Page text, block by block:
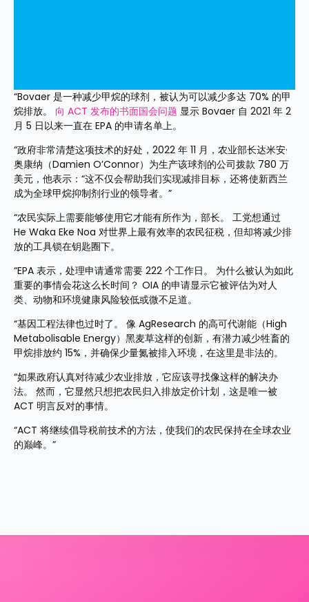
“Bovaer 是一种减少甲烷的球剂，被认为可以减少多达 70% 的甲
烷排放。 向 ACT 发布的书面国会问题 显示 Bovaer 自 2021 年 2
月 5 日以来一直在 EPA 的申请名单上。
“政府非常清楚这项技术的好处，2022 年 11 月，农业部长达米安·
奥康纳（Damien O’Connor）为生产该球剂的公司拨款 780 万
美元，他表示：“这不仅会帮助我们实现减排目标，还将使新西兰
成为全球甲烷抑制剂行业的领导者。”
“农民实际上需要能够使用它才能有所作为，部长。 工党想通过
He Waka Eke Noa 对世界上最有效率的农民征税，但却将减少排
放的工具锁在钥匙圈下。
“EPA 表示，处理申请通常需要 222 个工作日。 为什么被认为如此
重要的事情会花这么长时间？ OIA 的申请显示它被评估为对人
类、动物和环境健康风险较低或微不足道。
“基因工程法律也过时了。 像 AgResearch 的高可代谢能（High
Metabolisable Energy）黑麦草这样的创新，有潜力减少牲畜的
甲烷排放约 15%，并确保少量氮被排入环境，在这里是非法的。
“如果政府认真对待减少农业排放，它应该寻找像这样的解决办
法。 然而，它显然只想把农民归入排放定价计划，这是唯一被
ACT 明言反对的事情。
“ACT 将继续倡导税前技术的方法，使我们的农民保持在全球农业
的巅峰。”